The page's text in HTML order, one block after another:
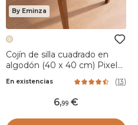
By Eminza
Cojín de silla cuadrado en
algodón (40 x 40 cm) Pixel
En existencias (13)
6,99